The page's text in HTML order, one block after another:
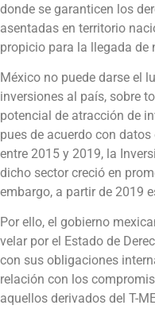
donde se garanticen los
asentadas en territorio
propicio para la llegada de
México no puede darse el
inversiones al país, sobre
potencial de atracción de
pues de acuerdo con
entre 2015 y 2019, la
dicho sector creció en
embargo, a partir de 2019
Por ello, el gobierno
velar por el Estado de
con sus obligaciones
relación con los
aquellos derivados del T-